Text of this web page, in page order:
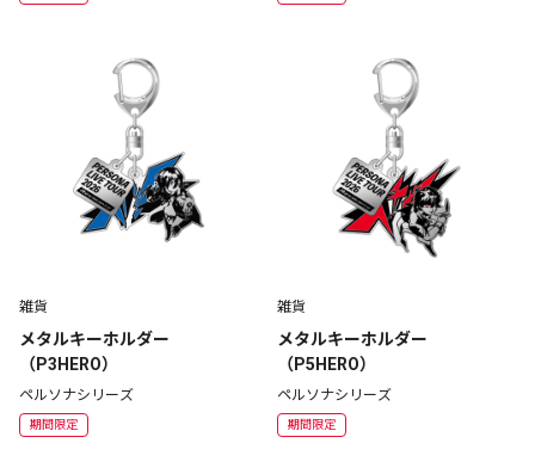
雑貨
メタルキーホルダー
（P3HERO）
ペルソナシリーズ
期間限定
雑貨
メタルキーホルダー
（P5HERO）
ペルソナシリーズ
期間限定